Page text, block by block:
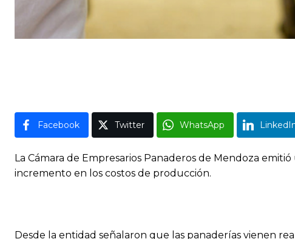
Facebook Twitter WhatsApp
La Cámara de Empresarios Panaderos de Mendoza
incremento en los costos de producción.
Desde la entidad señalaron que las panaderías vienen